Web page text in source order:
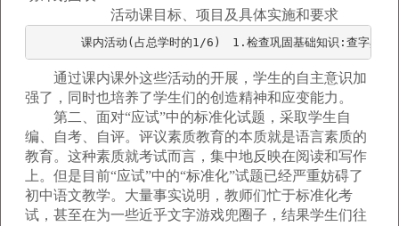
活动课目标、项目及具体实施和要求
课内活动(占总学时的1/6)　1.检查巩固基础知识:查字典比赛、书
通过课内课外这些活动的开展，学生的自主意识加
强了，同时也培养了学生们的创造精神和应变能力。
第二、面对“应试”中的标准化试题，采取学生自
编、自考、自评。评议素质教育的本质就是语言素质的
教育。这种素质就考试而言，集中地反映在阅读和写作
上。但是目前“应试”中的“标准化”试题已经严重妨碍了
初中语文教学。大量事实说明，教师们忙于标准化考
试，甚至在为一些近乎文字游戏兜圈子，结果学生们往